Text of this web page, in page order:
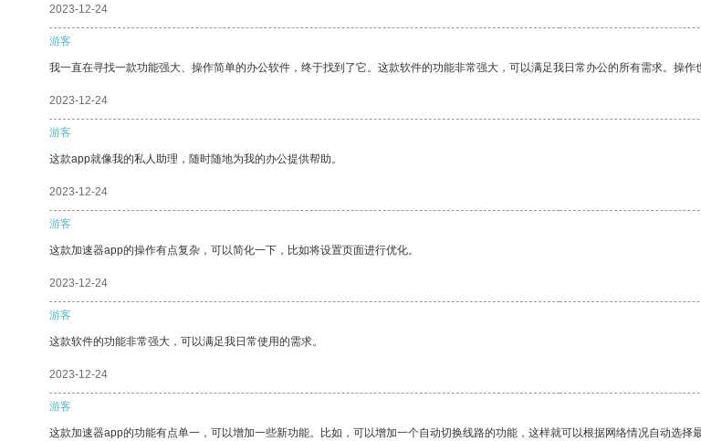
2023-12-24
游客
我一直在寻找一款功能强大、操作简单的办公软件，终于找到了它。这款软件的功能非常强大，可以满足我日常办公的所有需求。操作
2023-12-24
游客
这款app就像我的私人助理，随时随地为我的办公提供帮助。
2023-12-24
游客
这款加速器app的操作有点复杂，可以简化一下，比如将设置页面进行优化。
2023-12-24
游客
这款软件的功能非常强大，可以满足我日常使用的需求。
2023-12-24
游客
这款加速器app的功能有点单一，可以增加一些新功能。比如，可以增加一个自动切换线路的功能，这样就可以根据网络情况自动选择